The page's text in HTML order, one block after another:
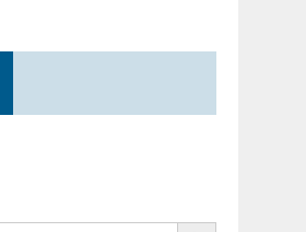
Botón de búsqueda